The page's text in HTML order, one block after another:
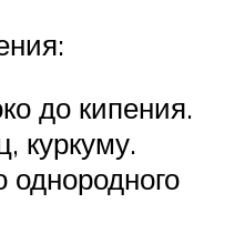
до кипения.
куркуму.